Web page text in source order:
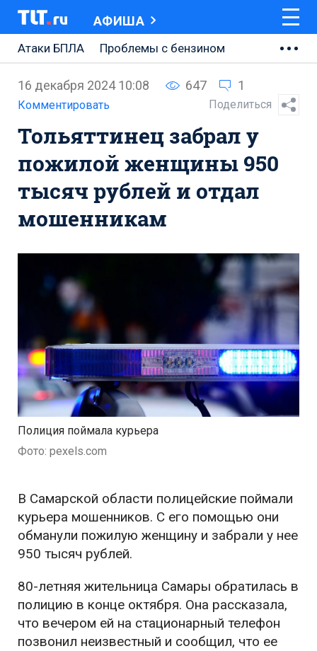
АФИША
Атаки БПЛА
Проблемы с бензином
АВТОВАЗ
Ремонт Центральной площади
Ремонт Обводного шоссе
Набережная Тольятти
Неделя Тольятти
16 декабря 2024 10:08 647 1
Комментировать Поделиться
Тольяттинец забрал у
пожилой женщины 950
тысяч рублей и отдал
мошенникам
Полиция поймала курьера
Фото: pexels.com
В Самарской области полицейские поймали
курьера мошенников. С его помощью они
обманули пожилую женщину и забрали у нее
950 тысяч рублей.
80-летняя жительница Самары обратилась в
полицию в конце октября. Она рассказала,
что вечером ей на стационарный телефон
позвонил неизвестный и сообщил, что ее